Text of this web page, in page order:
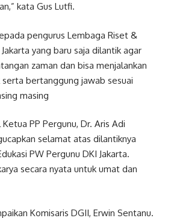
kata Gus Lutfi.
pengurus Lembaga Riset &
yang baru saja dilantik agar
zaman dan bisa menjalankan
bertanggung jawab sesuai
masing
PP Pergunu, Dr. Aris Adi
selamat atas dilantiknya
PW Pergunu DKI Jakarta.
secara nyata untuk umat dan
Komisaris DGII, Erwin Sentanu.